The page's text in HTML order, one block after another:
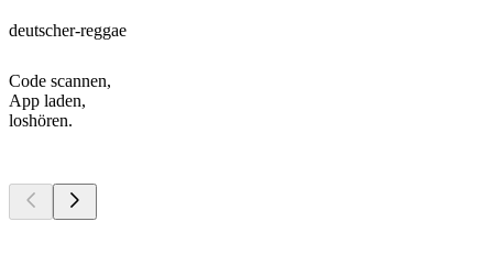
deutscher-reggae
Code scannen,
App laden,
loshören.